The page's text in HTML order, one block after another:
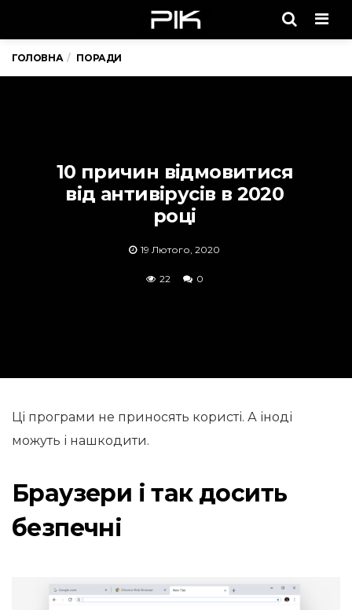
ГОЛОВНА ПОРАДИ
10 причин відмовитися
від антивірусів в 2020
році
19 Лютого, 2020
22 0
Ці програми не приносять користі. А іноді
можуть і нашкодити.
Браузери і так досить
безпечні